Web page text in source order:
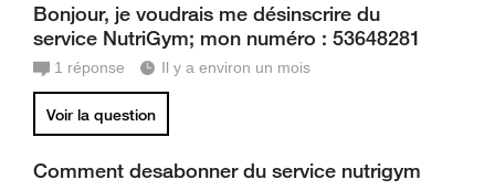
Bonjour, je voudrais me désinscrire du
service NutriGym; mon numéro : 53648281
1 réponse Il y a environ un mois
Voir la question
Comment desabonner du service nutrigym